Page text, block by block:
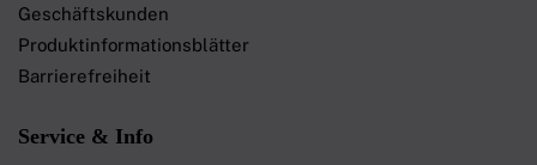
Geschäftskunden
Produktinformationsblätter
Barrierefreiheit
Service & Info